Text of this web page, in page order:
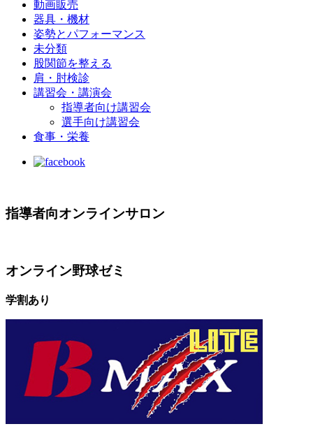
動画販売
器具・機材
姿勢とパフォーマンス
未分類
股関節を整える
肩・肘検診
講習会・講演会
指導者向け講習会
選手向け講習会
食事・栄養
指導者向オンラインサロン
オンライン野球ゼミ
学割あり